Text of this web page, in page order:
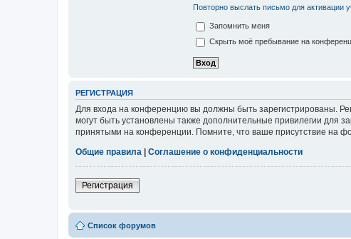
Повторно выслать письмо для активации
Запомнить меня
Скрыть моё пребывание на
РЕГИСТРАЦИЯ
Для входа на конференцию вы должны быть зарегистрированы.
могут быть установлены также дополнительные привилегии для
принятыми на конференции. Помните, что ваше присутствие на
Общие правила
Соглашение о конфиденциальности
Регистрация
Список форумов